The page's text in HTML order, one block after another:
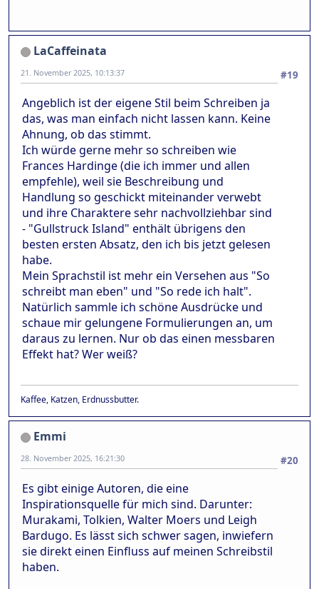
LaCaffeinata
#19
21. November 2025, 10:13:37
Angeblich ist der eigene Stil beim Schreiben ja
das, was man einfach nicht lassen kann. Keine
Ahnung, ob das stimmt.
Ich würde gerne mehr so schreiben wie
Frances Hardinge (die ich immer und allen
empfehle), weil sie Beschreibung und
Handlung so geschickt miteinander verwebt
und ihre Charaktere sehr nachvollziehbar sind
- "Gullstruck Island" enthält übrigens den
besten ersten Absatz, den ich bis jetzt gelesen
habe.
Mein Sprachstil ist mehr ein Versehen aus "So
schreibt man eben" und "So rede ich halt".
Natürlich sammle ich schöne Ausdrücke und
schaue mir gelungene Formulierungen an, um
daraus zu lernen. Nur ob das einen messbaren
Effekt hat? Wer weiß?
Kaffee, Katzen, Erdnussbutter.
Emmi
#20
28. November 2025, 16:21:30
Es gibt einige Autoren, die eine
Inspirationsquelle für mich sind. Darunter:
Murakami, Tolkien, Walter Moers und Leigh
Bardugo. Es lässt sich schwer sagen, inwiefern
sie direkt einen Einfluss auf meinen Schreibstil
haben.